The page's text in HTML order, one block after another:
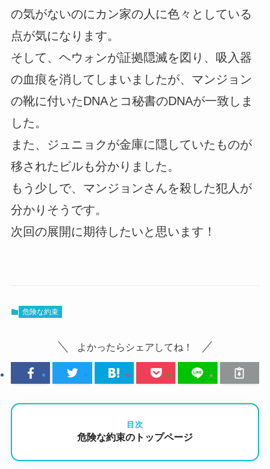
の気がないのにカン家の人に色々としている
点が気になります。
そして、ヘウォンが証拠隠滅を図り、吸入器
の血痕を消してしまいましたが、マンジョン
の靴に付いたDNAとコ秘書のDNAが一致しま
した。
また、ジュニョクが金庫に隠していたものが
移されたビルも分かりました。
もう少しで、マンジョンさんを殺した犯人が
分かりそうです。
次回の展開に期待したいと思います！
危険な約束
よかったらシェアしてね！
目次
危険な約束のトップページ